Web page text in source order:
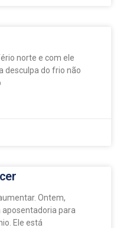
norte e com ele
desculpa do frio não
Ontem,
aposentadoria para
Ele está